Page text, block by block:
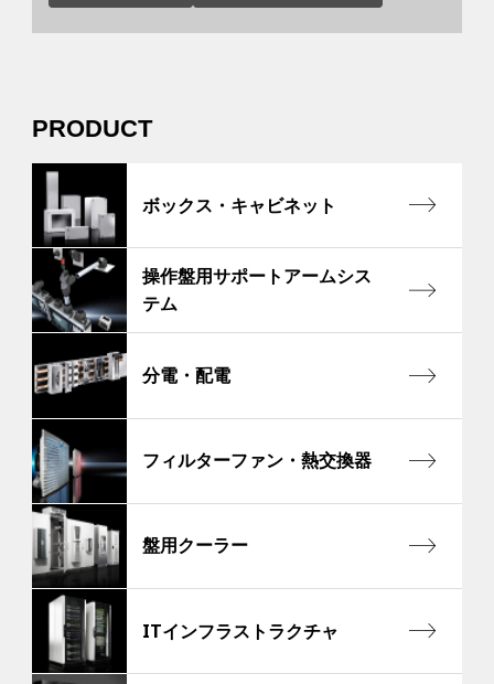
PRODUCT
ボックス・キャビネット
操作盤用サポートアームシス
テム
分電・配電
フィルターファン・熱交換器
盤用クーラー
ITインフラストラクチャ